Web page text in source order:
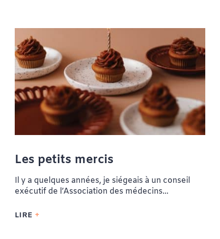
Les petits mercis
Il y a quelques années, je siégeais à un conseil
exécutif de l’Association des médecins...
LIRE